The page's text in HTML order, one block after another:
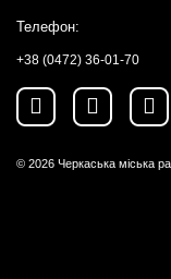
Телефон:
+38 (0472) 36-01-70
© 2026 Черкаська міська